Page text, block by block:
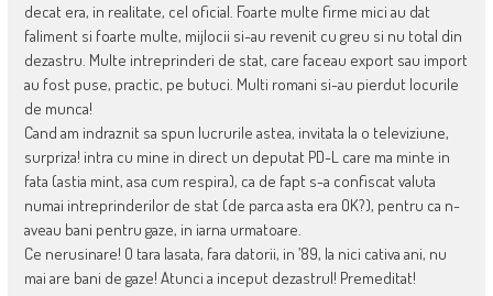
decat era, in realitate, cel oficial. Foarte multe firme mici au dat
faliment si foarte multe, mijlocii si-au revenit cu greu si nu total din
dezastru. Multe intreprinderi de stat, care faceau export sau import
au fost puse, practic, pe butuci. Multi romani si-au pierdut locurile
de munca!
Cand am indraznit sa spun lucrurile astea, invitata la o televiziune,
surpriza! intra cu mine in direct un deputat PD-L care ma minte in
fata (astia mint, asa cum respira), ca de fapt s-a confiscat valuta
numai intreprinderilor de stat (de parca asta era OK?), pentru ca n-
aveau bani pentru gaze, in iarna urmatoare.
Ce nerusinare! O tara lasata, fara datorii, in ’89, la nici cativa ani, nu
mai are bani de gaze! Atunci a inceput dezastrul! Premeditat!